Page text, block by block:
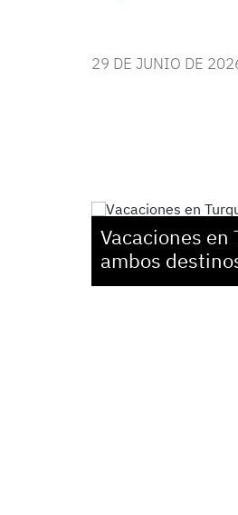
29 DE JUNIO DE
Vacaciones
ambos